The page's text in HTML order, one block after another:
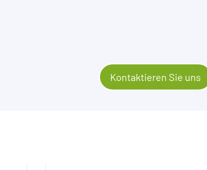
Kontaktieren Sie uns